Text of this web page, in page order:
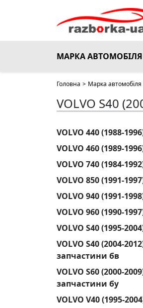
МАРКА АВТОМОБІЛЯ
Головна > Марка автомобіля
VOLVO S40
VOLVO 440 (1988-
VOLVO 460 (1989-
VOLVO 740 (1984-
VOLVO 850 (1991-
VOLVO 940 (1991-
VOLVO 960 (1990-
VOLVO S40 (1995-
VOLVO S40 (2004-
запчастини бв
VOLVO S60 (2000-
запчастини бу
VOLVO V40 (1995-